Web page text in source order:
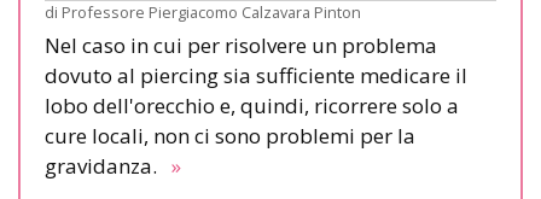
di Professore Piergiacomo Calzavara Pinton
Nel caso in cui per risolvere un problema
dovuto al piercing sia sufficiente medicare il
lobo dell'orecchio e, quindi, ricorrere solo a
cure locali, non ci sono problemi per la
gravidanza. »